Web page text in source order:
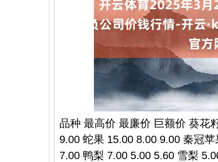
品种 最高价 最廉价 巨额价 葵花
9.00 蛇果 15.00 8.00 9.00 秦冠
7.00 鸭梨 7.00 5.00 5.60 雪梨